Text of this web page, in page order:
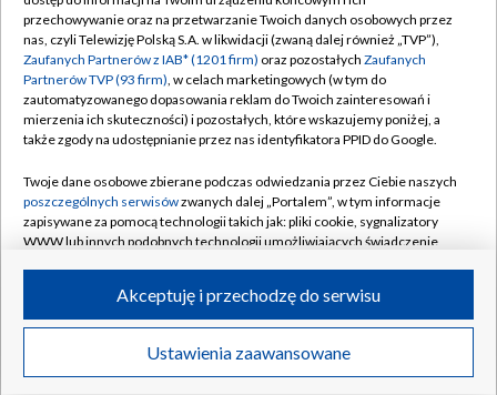
Abonament TVP
Emisja w TVP
Centrum informacji TVP
Naziemna Telewizja Cyfrowa
Rada Programowa
System NOS
Informacje o nadawcy
Program dla prasy
Ogłoszenie przetargowe
Regulamin TVP
Polityka prywatności
Moje zgody
Pomoc
Kontakt
Kanały
©2026 Telewizja Polska S.A. w likwidacji
przechowywanie oraz na przetwarzanie Twoich danych osobowych przez
nas, czyli Telewizję Polską S.A. w likwidacji (zwaną dalej również „TVP”),
Zaufanych Partnerów z IAB* (1201 firm) oraz pozostałych Zaufanych
Partnerów TVP (93 firm), w celach marketingowych (w tym do
zautomatyzowanego dopasowania reklam do Twoich zainteresowań i
mierzenia ich skuteczności) i pozostałych, które wskazujemy poniżej, a
także zgody na udostępnianie przez nas identyfikatora PPID do Google.
Twoje dane osobowe zbierane podczas odwiedzania przez Ciebie naszych
poszczególnych serwisówzwanych dalej „Portalem”, w tym informacje
zapisywane za pomocą technologii takich jak: pliki cookie, sygnalizatory
WWW lub innych podobnych technologii umożliwiających świadczenie
ruchu w Internecie.
Twoje dane osobowe zbierane podczas odwiedzania przez Ciebie
poszczególnych serwisówna Portalu, takie jak adresy IP, identyfikatory
Ustawienia zaawansowane
Akceptuję i przechodzę do serwisu